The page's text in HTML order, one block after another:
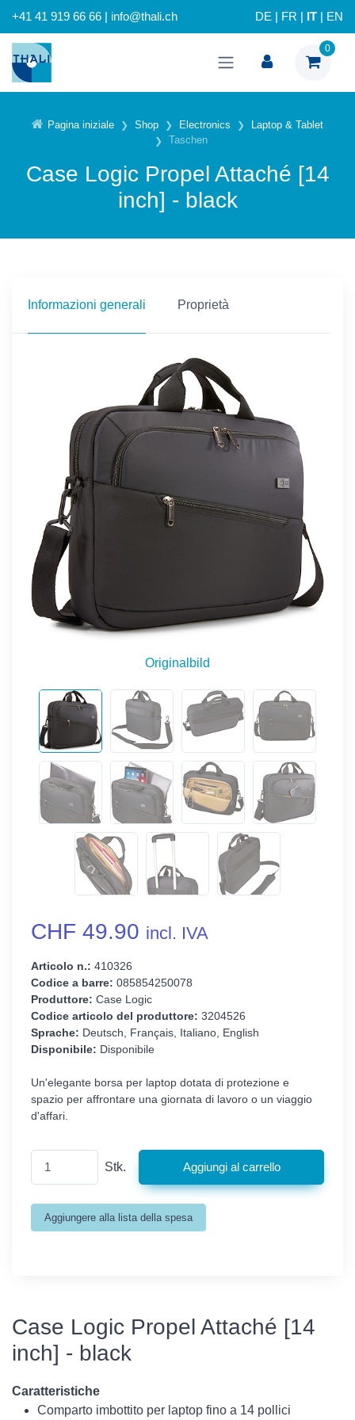
+41 41 919 66 66 | info@thali.ch DE FR IT EN
0
Pagina iniziale Shop Electronics
Laptop & Tablet
Taschen
Case Logic Propel Attaché [14
inch] - black
Informazioni generali Proprietà
Originalbild
CHF 49.90 incl. IVA
Articolo n.: 410326
Codice a barre: 085854250078
Produttore: Case Logic
Codice articolo del produttore: 3204526
Sprache: Deutsch, Français, Italiano, English
Disponibile: Disponibile
Un'elegante borsa per laptop dotata di protezione e
spazio per affrontare una giornata di lavoro o un viaggio
d'affari.
Stk.
Case Logic Propel Attaché [14
inch] - black
Caratteristiche
Comparto imbottito per laptop fino a 14 pollici